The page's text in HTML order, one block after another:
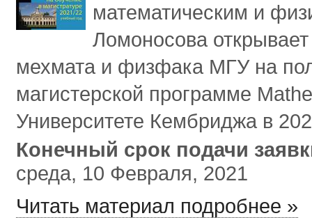
математическим и
Ломоносова
мехмата и физфака МГУ на
магистерской программе
Университете Кембриджа в
Конечный срок подачи
среда, 10 Февраля, 2021
Читать материал подробнее »